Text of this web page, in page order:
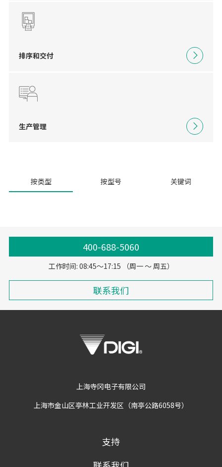
排序和交付
生产管理
按类型 按型号 关键词
400-688-5060
工作时间: 08:45～17:15 （周一 ～ 周五）
联系我们
上海寺冈电子有限公司
上海市金山区亭林工业开发区（南亭公路6058号）
支持